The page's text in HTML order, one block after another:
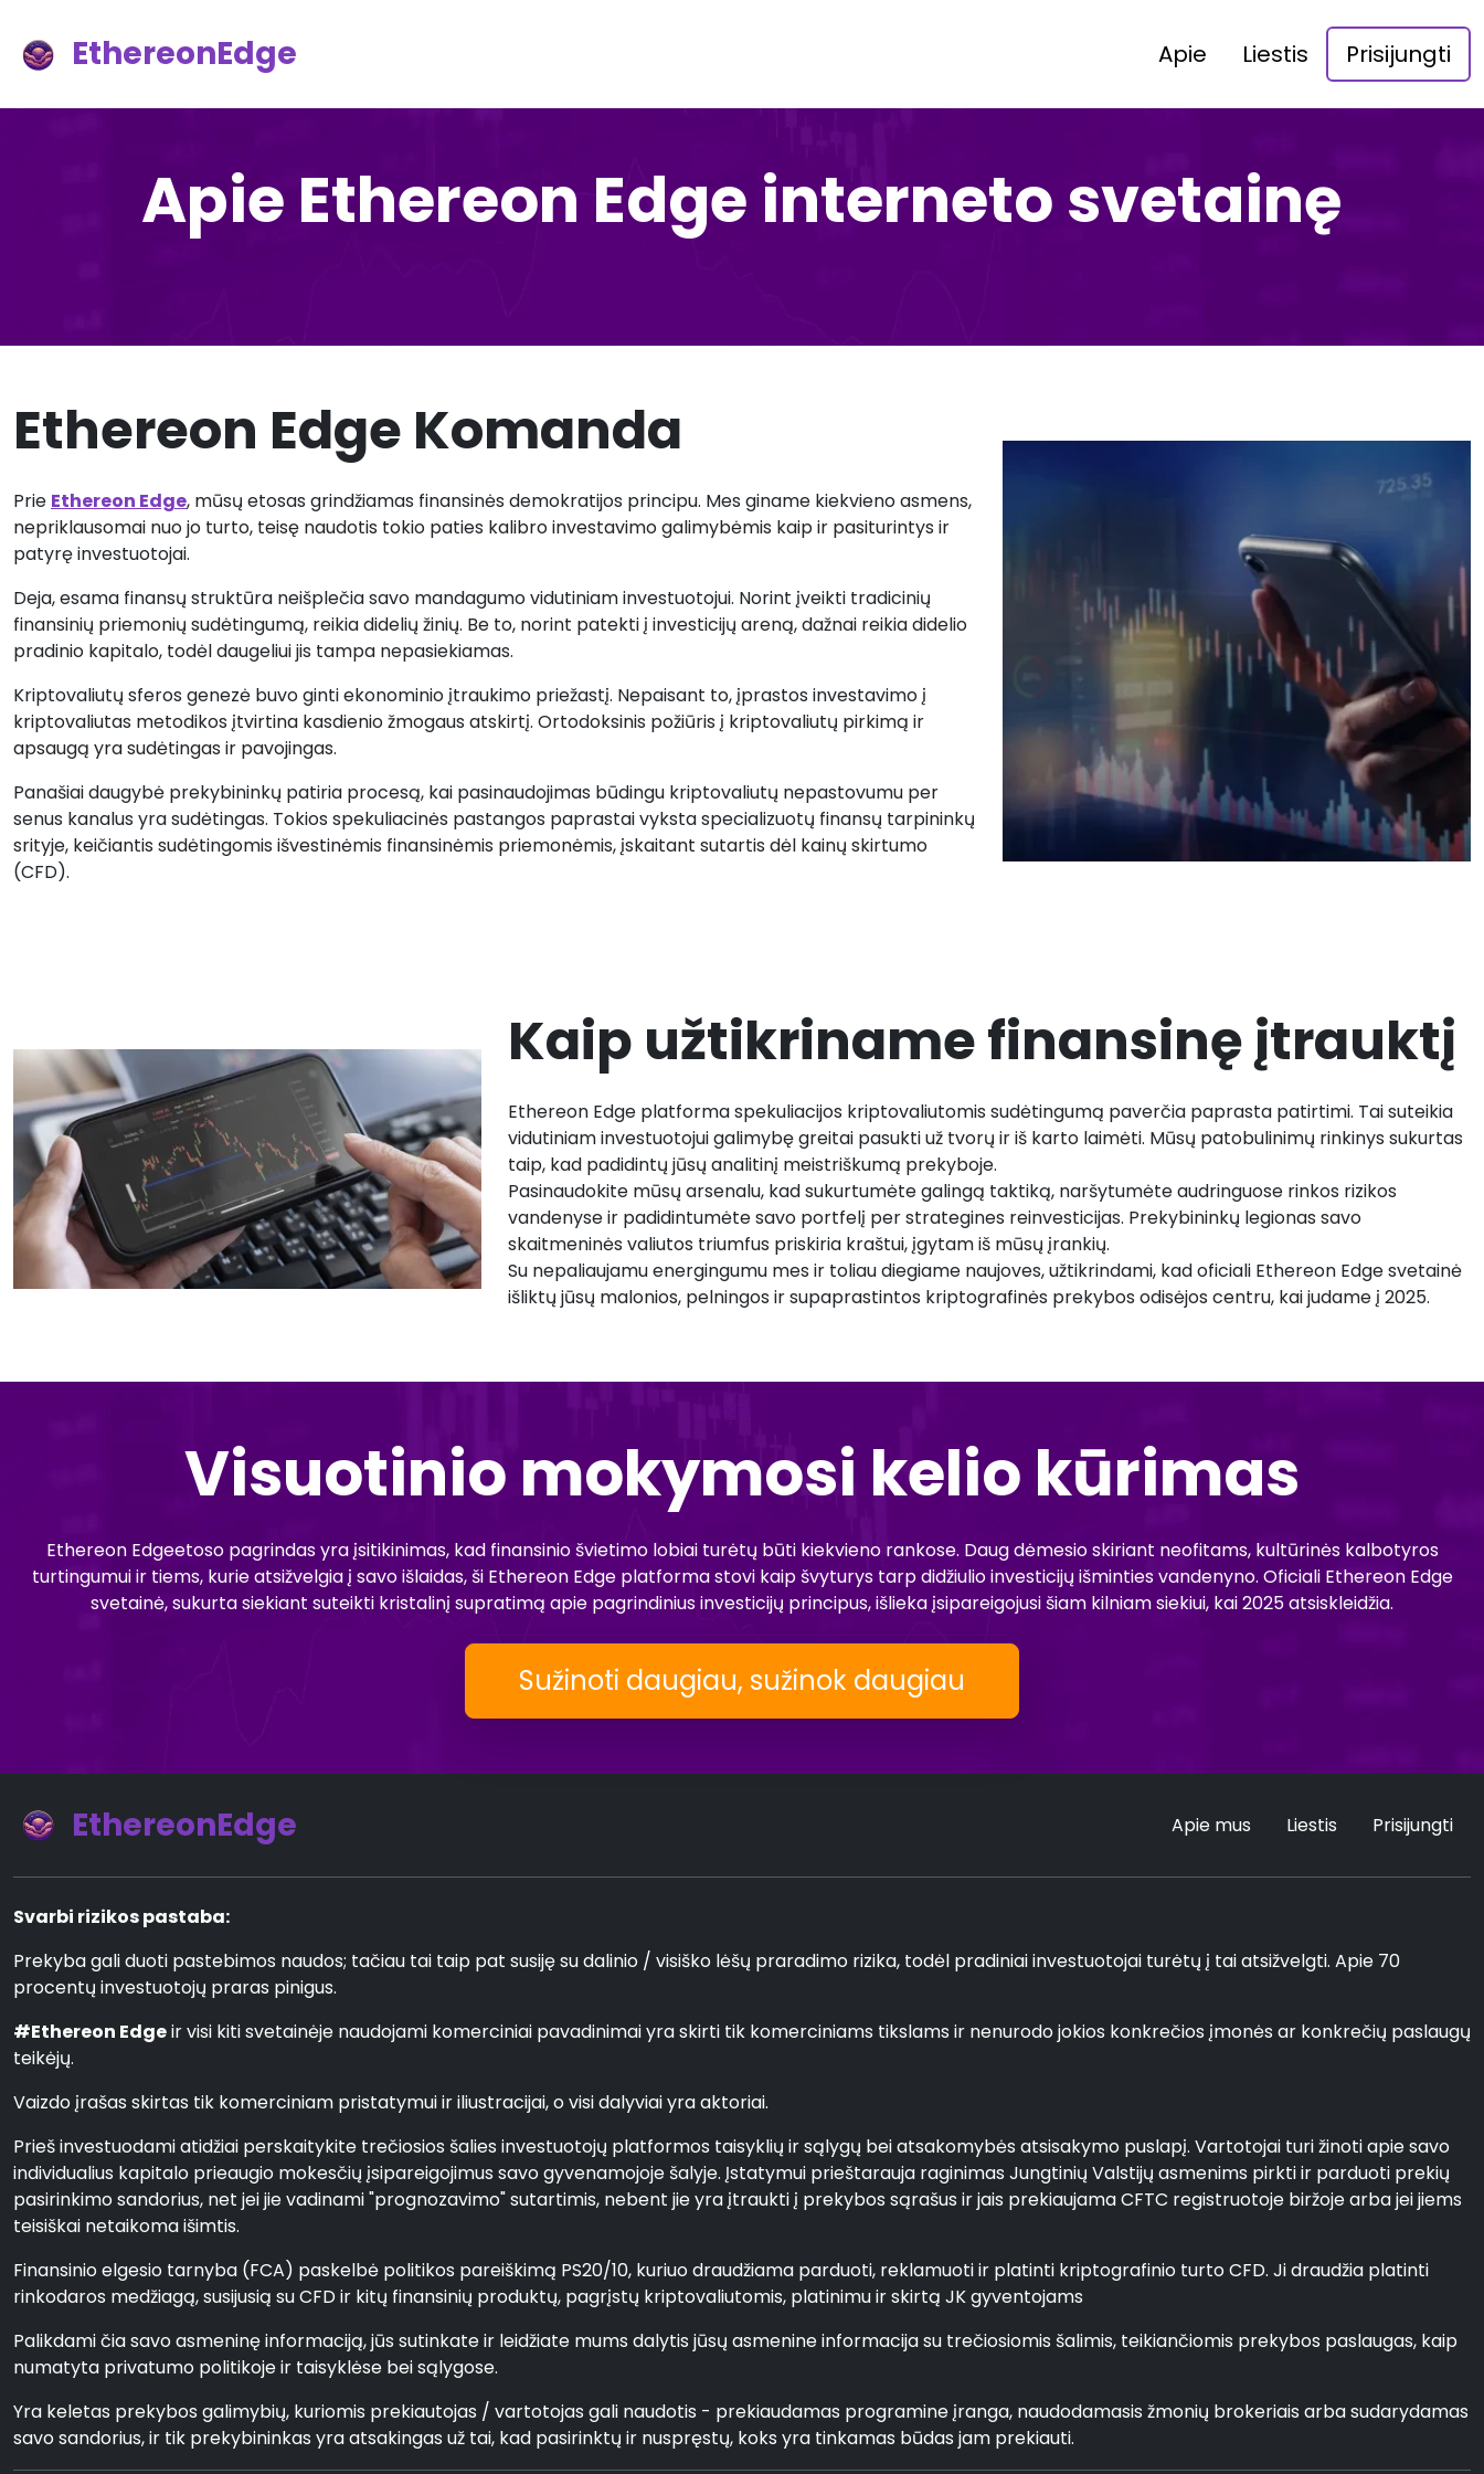
EthereonEdge Apie Liestis Prisijungti
Apie Ethereon Edge interneto svetainę
Ethereon Edge Komanda
Prie Ethereon Edge, mūsų etosas grindžiamas finansinės demokratijos principu. Mes giname kiekvieno asmens,
nepriklausomai nuo jo turto, teisę naudotis tokio paties kalibro investavimo galimybėmis kaip ir pasiturintys ir
patyrę investuotojai.
Deja, esama finansų struktūra neišplečia savo mandagumo vidutiniam investuotojui. Norint įveikti tradicinių
finansinių priemonių sudėtingumą, reikia didelių žinių. Be to, norint patekti į investicijų areną, dažnai reikia didelio
pradinio kapitalo, todėl daugeliui jis tampa nepasiekiamas.
Kriptovaliutų sferos genezė buvo ginti ekonominio įtraukimo priežastį. Nepaisant to, įprastos investavimo į
kriptovaliutas metodikos įtvirtina kasdienio žmogaus atskirtį. Ortodoksinis požiūris į kriptovaliutų pirkimą ir
apsaugą yra sudėtingas ir pavojingas.
Panašiai daugybė prekybininkų patiria procesą, kai pasinaudojimas būdingu kriptovaliutų nepastovumu per
senus kanalus yra sudėtingas. Tokios spekuliacinės pastangos paprastai vyksta specializuotų finansų tarpininkų
srityje, keičiantis sudėtingomis išvestinėmis finansinėmis priemonėmis, įskaitant sutartis dėl kainų skirtumo
(CFD).
Kaip užtikriname finansinę įtrauktį
Ethereon Edge platforma spekuliacijos kriptovaliutomis sudėtingumą paverčia paprasta patirtimi. Tai suteikia
vidutiniam investuotojui galimybę greitai pasukti už tvorų ir iš karto laimėti. Mūsų patobulinimų rinkinys sukurtas
taip, kad padidintų jūsų analitinį meistriškumą prekyboje.
Pasinaudokite mūsų arsenalu, kad sukurtumėte galingą taktiką, naršytumėte audringuose rinkos rizikos
vandenyse ir padidintumėte savo portfelį per strategines reinvesticijas. Prekybininkų legionas savo
skaitmeninės valiutos triumfus priskiria kraštui, įgytam iš mūsų įrankių.
Su nepaliaujamu energingumu mes ir toliau diegiame naujoves, užtikrindami, kad oficiali Ethereon Edge svetainė
išliktų jūsų malonios, pelningos ir supaprastintos kriptografinės prekybos odisėjos centru, kai judame į 2025.
Visuotinio mokymosi kelio kūrimas
Ethereon Edgeetoso pagrindas yra įsitikinimas, kad finansinio švietimo lobiai turėtų būti kiekvieno rankose. Daug dėmesio skiriant neofitams, kultūrinės kalbotyros
turtingumui ir tiems, kurie atsižvelgia į savo išlaidas, ši Ethereon Edge platforma stovi kaip švyturys tarp didžiulio investicijų išminties vandenyno. Oficiali Ethereon Edge
svetainė, sukurta siekiant suteikti kristalinį supratimą apie pagrindinius investicijų principus, išlieka įsipareigojusi šiam kilniam siekiui, kai 2025 atsiskleidžia.
Sužinoti daugiau, sužinok daugiau
EthereonEdge Apie mus Liestis Prisijungti
Svarbi rizikos pastaba:
Prekyba gali duoti pastebimos naudos; tačiau tai taip pat susiję su dalinio / visiško lėšų praradimo rizika, todėl pradiniai investuotojai turėtų į tai atsižvelgti. Apie 70
procentų investuotojų praras pinigus.
#Ethereon Edgeir visi kiti svetainėje naudojami komerciniai pavadinimai yra skirti tik komerciniams tikslams ir nenurodo jokios konkrečios įmonės ar konkrečių paslaugų
teikėjų.
Vaizdo įrašas skirtas tik komerciniam pristatymui ir iliustracijai, o visi dalyviai yra aktoriai.
Prieš investuodami atidžiai perskaitykite trečiosios šalies investuotojų platformos taisyklių ir sąlygų bei atsakomybės atsisakymo puslapį. Vartotojai turi žinoti apie savo
individualius kapitalo prieaugio mokesčių įsipareigojimus savo gyvenamojoje šalyje. Įstatymui prieštarauja raginimas Jungtinių Valstijų asmenims pirkti ir parduoti prekių
pasirinkimo sandorius, net jei jie vadinami "prognozavimo" sutartimis, nebent jie yra įtraukti į prekybos sąrašus ir jais prekiaujama CFTC registruotoje biržoje arba jei jiems
teisiškai netaikoma išimtis.
Finansinio elgesio tarnyba (FCA) paskelbė politikos pareiškimą PS20/10, kuriuo draudžiama parduoti, reklamuoti ir platinti kriptografinio turto CFD. Ji draudžia platinti
rinkodaros medžiagą, susijusią su CFD ir kitų finansinių produktų, pagrįstų kriptovaliutomis, platinimu ir skirtą JK gyventojams
Palikdami čia savo asmeninę informaciją, jūs sutinkate ir leidžiate mums dalytis jūsų asmenine informacija su trečiosiomis šalimis, teikiančiomis prekybos paslaugas, kaip
numatyta privatumo politikoje ir taisyklėse bei sąlygose.
Yra keletas prekybos galimybių, kuriomis prekiautojas / vartotojas gali naudotis - prekiaudamas programine įranga, naudodamasis žmonių brokeriais arba sudarydamas
savo sandorius, ir tik prekybininkas yra atsakingas už tai, kad pasirinktų ir nuspręstų, koks yra tinkamas būdas jam prekiauti.